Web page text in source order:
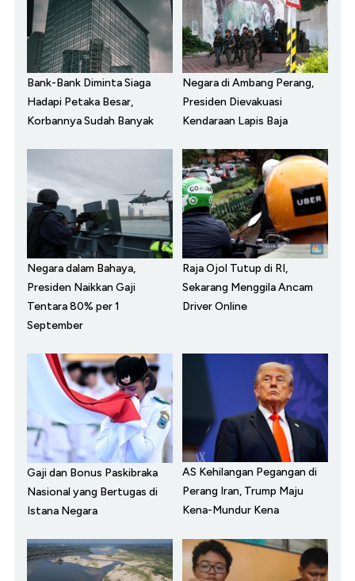
Bank-Bank Diminta Siaga
Hadapi Petaka Besar,
Korbannya Sudah Banyak
Negara di Ambang Perang,
Presiden Dievakuasi
Kendaraan Lapis Baja
Negara dalam Bahaya,
Presiden Naikkan Gaji
Tentara 80% per 1
September
Raja Ojol Tutup di RI,
Sekarang Menggila Ancam
Driver Online
Gaji dan Bonus Paskibraka
Nasional yang Bertugas di
Istana Negara
AS Kehilangan Pegangan di
Perang Iran, Trump Maju
Kena-Mundur Kena